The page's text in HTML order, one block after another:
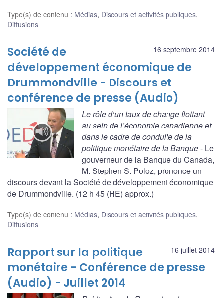
Type(s) de contenu : Médias, Discours et activités publiques,
Diffusions
16 septembre 2014
Société de
développement économique de
Drummondville - Discours et
conférence de presse (Audio)
Le rôle d’un taux de change flottant
au sein de l’économie canadienne et
dans le cadre de conduite de la
politique monétaire de la Banque- Le
gouverneur de la Banque du Canada,
M. Stephen S. Poloz, prononce un
discours devant la Société de développement économique
de Drummondville. (12 h 45 (HE) approx.)
Type(s) de contenu : Médias, Discours et activités publiques,
Diffusions
16 juillet 2014
Rapport sur la politique
monétaire - Conférence de presse
(Audio) - Juillet 2014